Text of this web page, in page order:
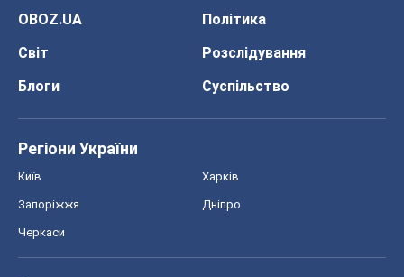
OBOZ.UA
Політика
Світ
Розслідування
Блоги
Суспільство
Регіони України
Київ Харків
Запоріжжя Дніпро
Черкаси